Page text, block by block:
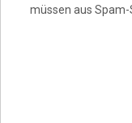
müssen aus